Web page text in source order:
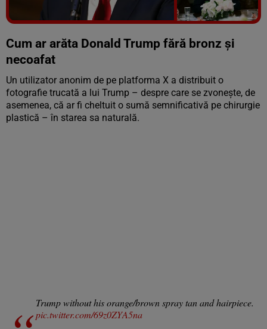
Vezi galeria foto
8 poze
Cum ar arăta Donald Trump fără bronz și
necoafat
Un utilizator anonim de pe platforma X a distribuit o
fotografie trucată a lui Trump – despre care se zvonește, de
asemenea, că ar fi cheltuit o sumă semnificativă pe chirurgie
plastică – în starea sa naturală.
Trump without his orange/brown spray tan and hairpiece.
pic.twitter.com/69z0ZYA5na